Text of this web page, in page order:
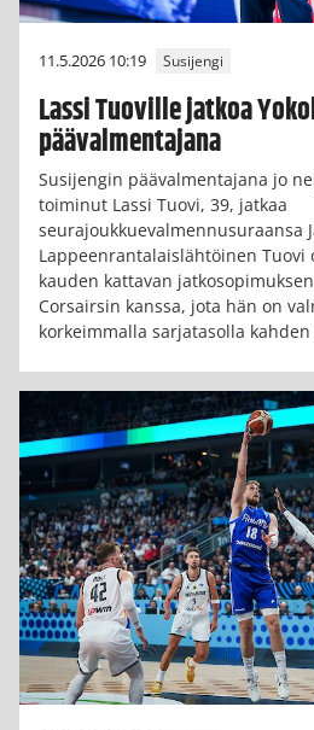
11.5.2026 10:19 Susijengi
Lassi Tuoville jatkoa
päävalmentajana
Susijengin päävalmentajana jo
toiminut Lassi Tuovi, 39, jatkaa
seurajoukkuevalmennusuraansa
Lappeenrantalaislähtöinen Tuovi
kauden kattavan
Corsairsin kanssa, jota hän on
korkeimmalla sarjatasolla